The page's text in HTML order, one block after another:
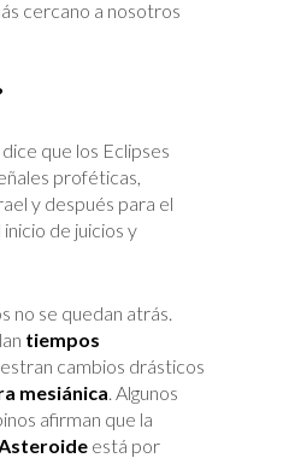
cercano a nosotros
dice que los Eclipses
proféticas,
y después para el
de juicios y
no se quedan atrás.
tiempos
cambios drásticos
mesiánica . Algunos
afirman que la
está por